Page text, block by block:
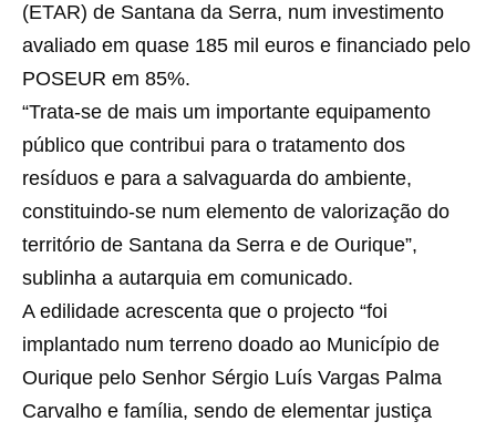
(ETAR) de Santana da Serra, num investimento
avaliado em quase 185 mil euros e financiado pelo
POSEUR em 85%.
“Trata-se de mais um importante equipamento
público que contribui para o tratamento dos
resíduos e para a salvaguarda do ambiente,
constituindo-se num elemento de valorização do
território de Santana da Serra e de Ourique”,
sublinha a autarquia em comunicado.
A edilidade acrescenta que o projecto “foi
implantado num terreno doado ao Município de
Ourique pelo Senhor Sérgio Luís Vargas Palma
Carvalho e família, sendo de elementar justiça